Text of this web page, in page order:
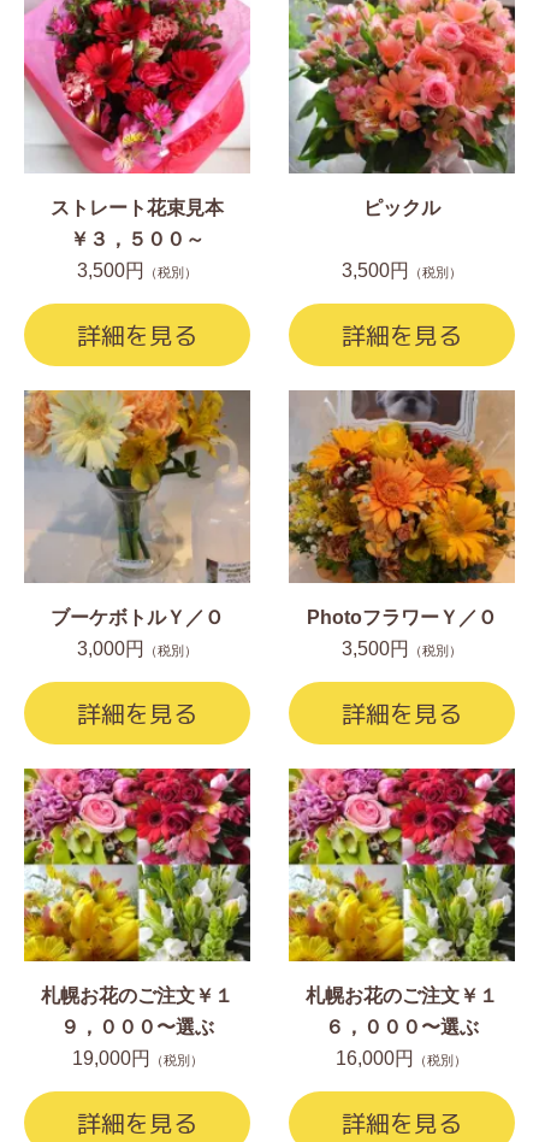
ストレート花束見本
￥３，５００～
3,500円
（税別）
詳細を見る
ピックル
3,500円 （税別）
詳細を見る
ブーケボトルＹ／Ｏ
3,000円
（税別）
詳細を見る
PhotoフラワーＹ／Ｏ
3,500円
（税別）
詳細を見る
札幌お花のご注文￥１
９，０００〜選ぶ
19,000円
（税別）
詳細を見る
札幌お花のご注文￥１
６，０００〜選ぶ
16,000円
（税別）
詳細を見る